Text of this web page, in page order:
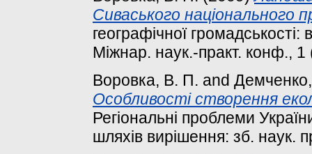
Сиваського національного
географічної
Міжнар. наук.-практ. конф.,
Воровка, В. П. and
Особливості створення
Регіональні проблеми
шляхів вирішення: зб. наук.